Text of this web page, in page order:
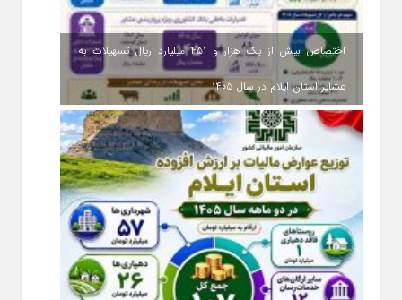
اختصاص بیش از یک هزار و ۴۵۱ میلیارد ریال تسهیلات به
عشایر استان ایلام در سال ۱۴۰۵